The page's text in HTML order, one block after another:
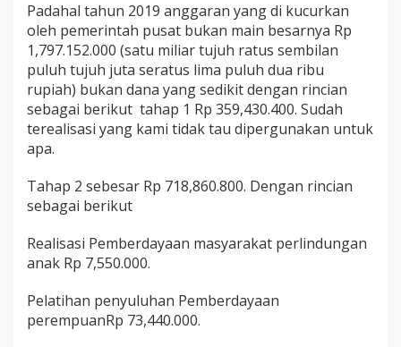
o
k
S
e
l
a
t
a
a
k
a
o
r
u
Padahal tahun 2019 anggaran yang di kucurkan
oleh pemerintah pusat bukan main besarnya Rp
1,797.152.000 (satu miliar tujuh ratus sembilan
puluh tujuh juta seratus lima puluh dua ribu
rupiah) bukan dana yang sedikit dengan rincian
sebagai berikut tahap 1 Rp 359,430.400. Sudah
terealisasi yang kami tidak tau dipergunakan untuk
apa.
Tahap 2 sebesar Rp 718,860.800. Dengan rincian
sebagai berikut
Realisasi Pemberdayaan masyarakat perlindungan
anak Rp 7,550.000.
Pelatihan penyuluhan Pemberdayaan
perempuanRp 73,440.000.